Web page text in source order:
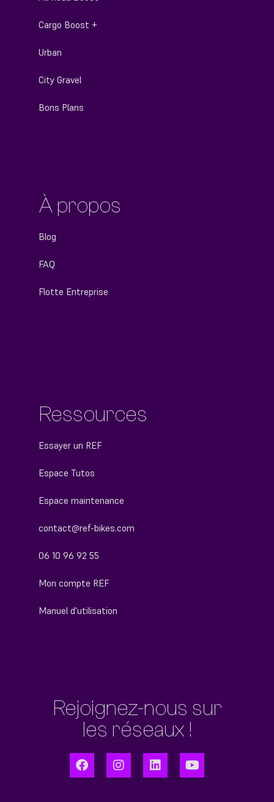
Cargo Boost +
Urban
City Gravel
Bons Plans
À propos
Blog
FAQ
Flotte Entreprise
Ressources
Essayer un REF
Espace Tutos
Espace maintenance
contact@ref-bikes.com
06 10 96 92 55
Mon compte REF
Manuel d'utilisation
Rejoignez-nous sur
les réseaux !